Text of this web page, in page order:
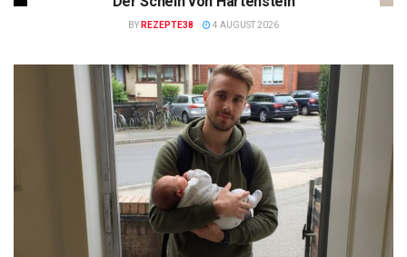
BY REZEPTE38 4 AUGUST 2026